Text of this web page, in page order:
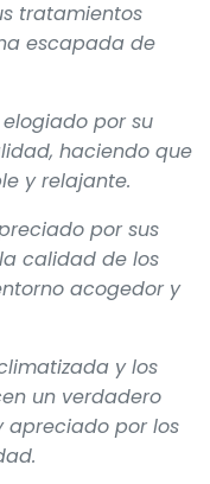
tratamientos
escapada de
por su
haciendo que
y relajante.
por sus
calidad de los
acogedor y
y los
un verdadero
apreciado por los